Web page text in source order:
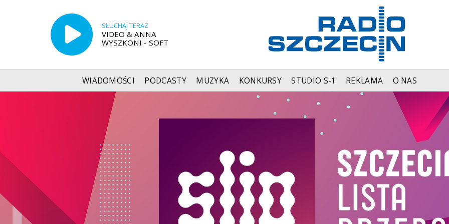
SŁUCHAJ TERAZ
VIDEO & ANNA
WYSZKONI - SOFT
WIADOMOŚCI PODCASTY MUZYKA KONKURSY STUDIO S-1 REKLAMA O NAS